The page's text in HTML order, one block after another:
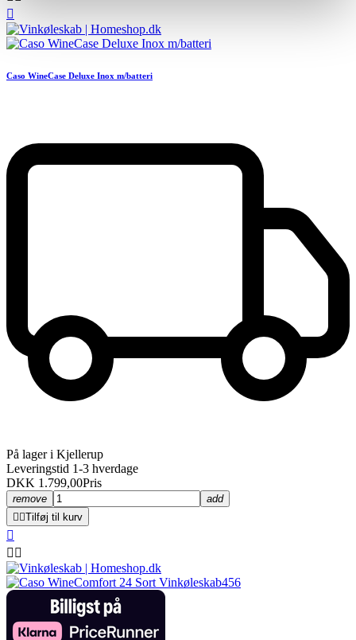

Caso WineCase Deluxe Inox m/batteri
På lager i Kjellerup
Leveringstid 1-3 hverdage
DKK 1.799,00Pris
remove
add
Tilføj til kurv

 